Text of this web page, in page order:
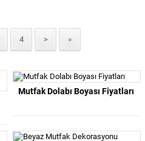
4 > »
Mutfak Dolabı Boyası Fiyatları